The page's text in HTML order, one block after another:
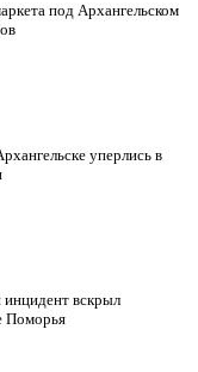
под Архангельском
уперлись в
вскрыл
Поморья